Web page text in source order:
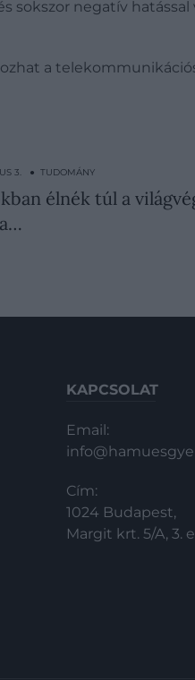
sokszor negatív hatással
a
3. ● TUDOMÁNY
élnék túl a
a…
KAPCSOLAT
Email:
Cím:
1024 Budapest,
Margit krt. 5/A, 3.